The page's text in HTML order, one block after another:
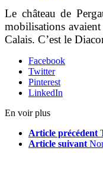
Le château de
mobilisations
Calais. C’est le
Facebook
Twitter
Pinterest
LinkedIn
En voir plus
Article précédent
Article suivant